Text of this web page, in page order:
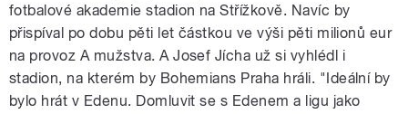
fotbalové akademie stadion na Střížkově. Navíc by
přispíval po dobu pěti let částkou ve výši pěti milionů eur
na provoz A mužstva. A Josef Jícha už si vyhlédl i
stadion, na kterém by Bohemians Praha hráli. "Ideální by
bylo hrát v Edenu. Domluvit se s Edenem a ligu jako